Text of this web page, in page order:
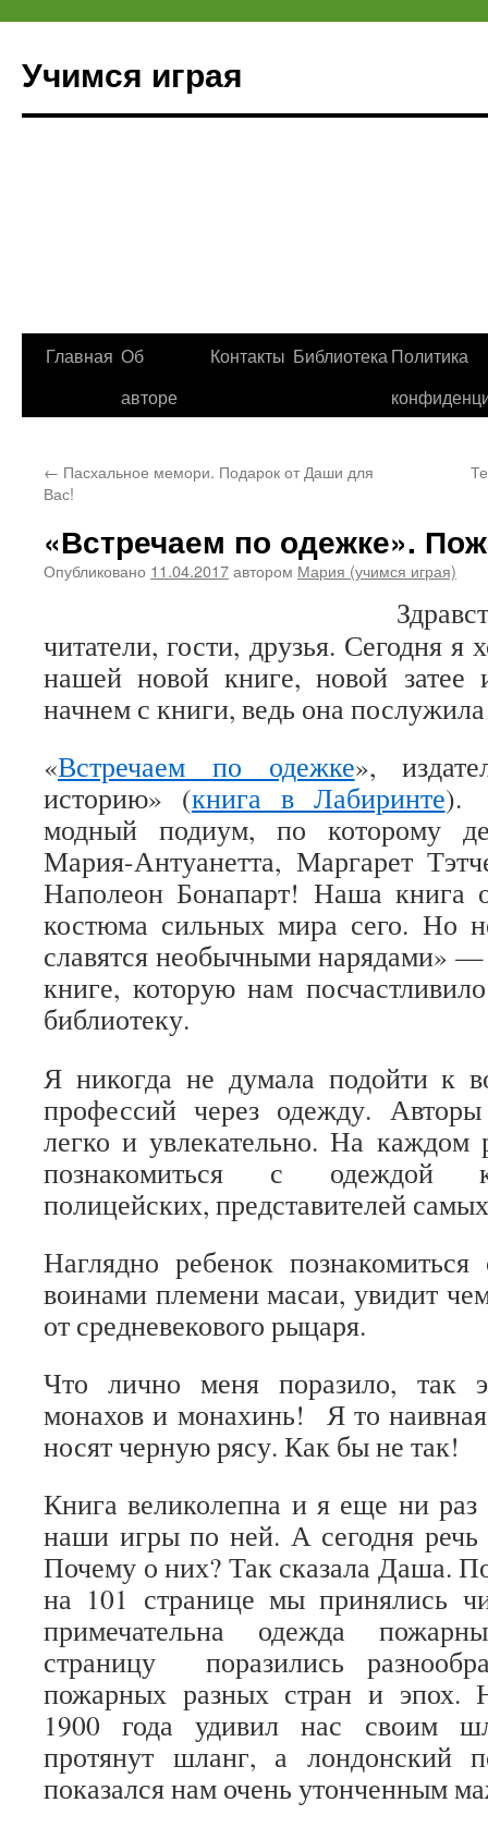
Учимся играя
Перейти
Главная Об
авторе
Контакты Библиотека Политика
← Пасхальное мемори. Подарок от Даши для
Вас!
«Встречаем по одежке».
Опубликовано 11.04.2017автором Мария (учимся играя)
читатели, гости, друзья. Сегодня я
нашей новой книге, новой затее
начнем с книги, ведь она
«Встречаем по одежке»,
историю» (книга в Лабиринте).
модный подиум, по которому
Мария-Антуанетта, Маргарет
Наполеон Бонапарт! Наша книга
костюма сильных мира сего. Но
славятся необычными нарядами» —
книге, которую нам
библиотеку.
Я никогда не думала подойти к
профессий через одежду.
легко и увлекательно. На
познакомиться с одеждой
полицейских, представителей
Наглядно ребенок
воинами племени масаи, увидит
от средневекового рыцаря.
Что лично меня поразило, так
монахов и монахинь! Я то
носят черную рясу. Как бы не так!
Книга великолепна и я еще ни раз
наши игры по ней. А сегодня
Почему о них? Так сказала Даша.
на 101 странице мы принялись
примечательна одежда
страницу поразились
пожарных разных стран и эпох.
1900 года удивил нас своим
протянут шланг, а лондонский
показался нам очень утонченным